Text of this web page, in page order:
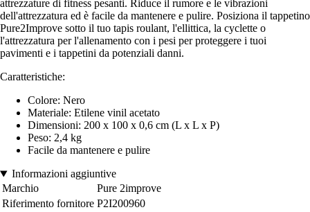
attrezzature di fitness pesanti. Riduce il rumore e le vibrazioni
dell'attrezzatura ed è facile da mantenere e pulire. Posiziona il tappetino
Pure2Improve sotto il tuo tapis roulant, l'ellittica, la cyclette o
l'attrezzatura per l'allenamento con i pesi per proteggere i tuoi
pavimenti e i tappetini da potenziali danni.
Caratteristiche:
Colore: Nero
Materiale: Etilene vinil acetato
Dimensioni: 200 x 100 x 0,6 cm (L x L x P)
Peso: 2,4 kg
Facile da mantenere e pulire
Informazioni aggiuntive
Marchio
Pure 2improve
Riferimento fornitore P2I200960